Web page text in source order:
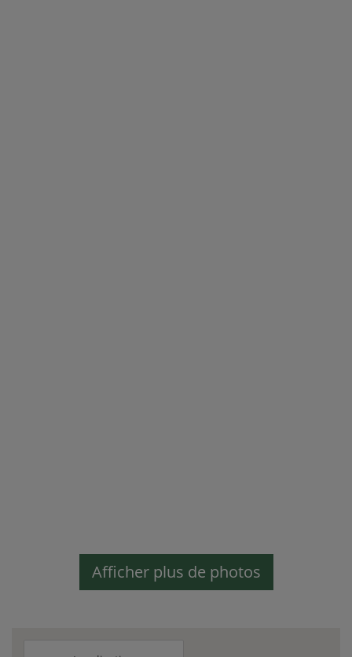
Afficher plus de photos